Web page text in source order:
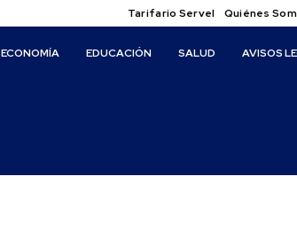
Tarifario Servel Quiénes
ECONOMÍA EDUCACIÓN SALUD AVISOS